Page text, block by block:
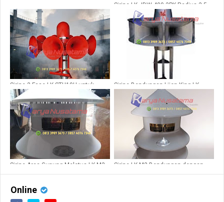
Sirine LK JDW 400 3PK Radius 3,5
Sirine 3 Fase LK STH10H untuk
Evakuasi Kebakaran
Sirine Bendungan Liion King LK
Sentry B
Sirine Area Gunung Meletus LK M2
Sirine LK M2 Bendungan dengan
Online